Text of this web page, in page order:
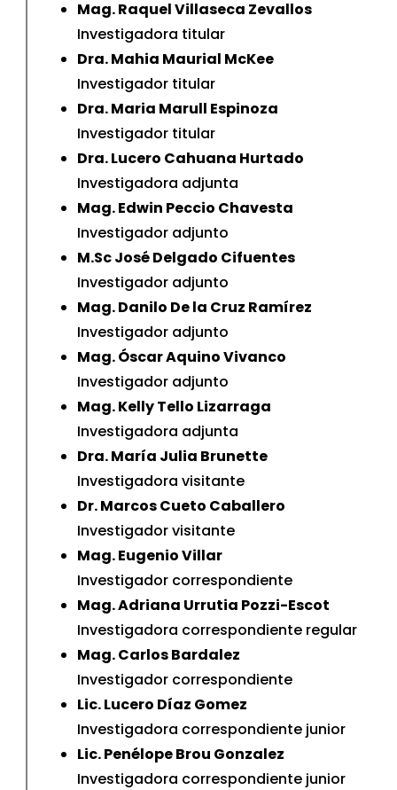
Mag. Raquel Villaseca Zevallos
Investigadora titular
Dra. Mahia Maurial McKee
Investigador titular
Dra. Maria Marull Espinoza
Investigador titular
Dra. Lucero Cahuana Hurtado
Investigadora adjunta
Mag. Edwin Peccio Chavesta
Investigador adjunto
M.Sc José Delgado Cifuentes
Investigador adjunto
Mag. Danilo De la Cruz Ramírez
Investigador adjunto
Mag. Óscar Aquino Vivanco
Investigador adjunto
Mag. Kelly Tello Lizarraga
Investigadora adjunta
Dra. María Julia Brunette
Investigadora visitante
Dr. Marcos Cueto Caballero
Investigador visitante
Mag. Eugenio Villar
Investigador correspondiente
Mag. Adriana Urrutia Pozzi-Escot
Investigadora correspondiente regular
Mag. Carlos Bardalez
Investigador correspondiente
Lic. Lucero Díaz Gomez
Investigadora correspondiente junior
Lic. Penélope Brou Gonzalez
Investigadora correspondiente junior